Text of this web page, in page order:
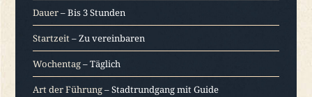
Dauer– Bis 3 Stunden
Startzeit– Zu vereinbaren
Wochentag– Täglich
Art der Führung– Stadtrundgang mit Guide